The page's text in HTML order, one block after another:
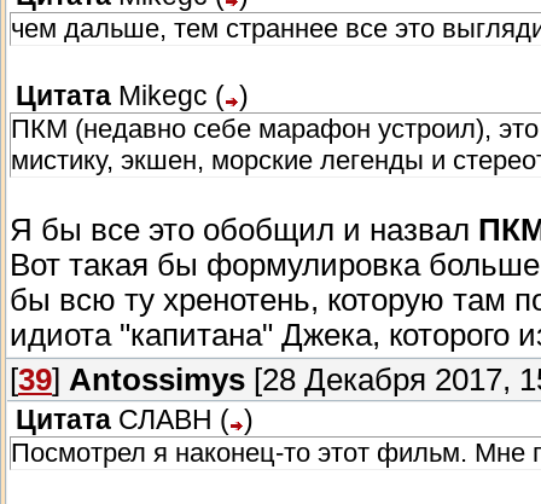
чем дальше, тем страннее все это
Цитата Mikegc ( )
ПКМ (недавно себе марафон устроил),
мистику, экшен, морские легенды и
Я бы все это обобщил и назвал
Вот такая бы формулировка
бы всю ту хренотень, которую там
идиота "капитана" Джека,
[39] Antossimys [28 Декабря 2017,
Цитата СЛАВН ( )
Посмотрел я наконец-то этот фильм. Мне